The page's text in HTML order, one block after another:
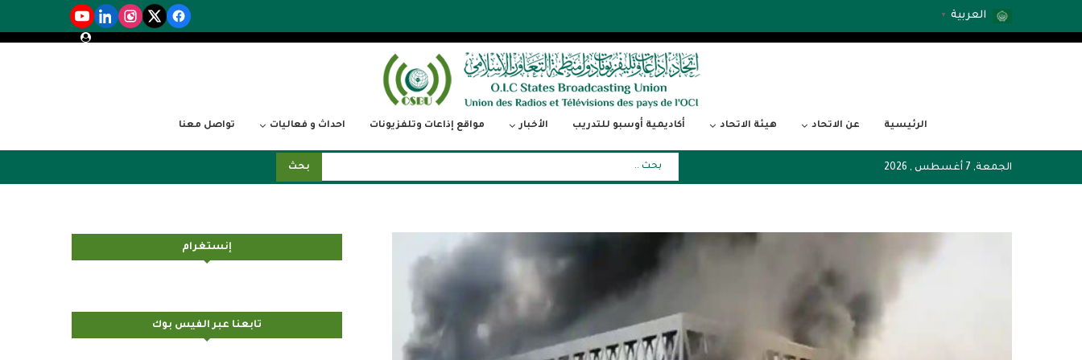
العربية ▼
الرئيسية عن الاتحاد هيئة الاتحاد أكاديمية أوسبو للتدريب الأخبار مواقع إذاعات وتلفزيونات احداث و فعاليات تواصل معنا
الجمعة, 7 أغسطس , 2026 بحث
إنستغرام
تابعنا عبر الفيس بوك